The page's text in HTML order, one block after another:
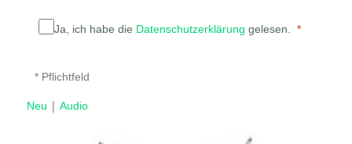
Ja, ich habe die Datenschutzerklärung gelesen.
* Pflichtfeld
Neu | Audio